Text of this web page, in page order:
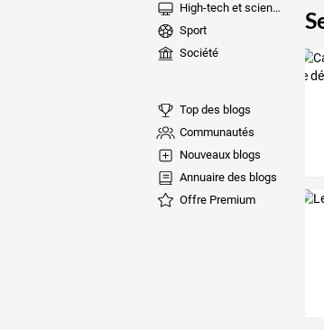
High-tech et sciences
Sport
Société
Top des blogs
Communautés
Nouveaux blogs
Annuaire des blogs
Offre Premium